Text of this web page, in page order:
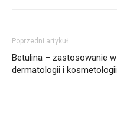
Poprzedni artykuł
Betulina – zastosowanie w
dermatologii i kosmetologii